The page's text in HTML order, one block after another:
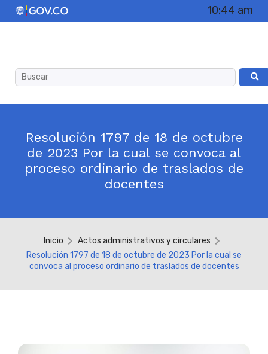
10:44 am
Resolución 1797 de 18 de octubre
de 2023 Por la cual se convoca al
proceso ordinario de traslados de
docentes
Inicio
Actos administrativos y circulares
Resolución 1797 de 18 de octubre de 2023 Por la cual se
convoca al proceso ordinario de traslados de docentes